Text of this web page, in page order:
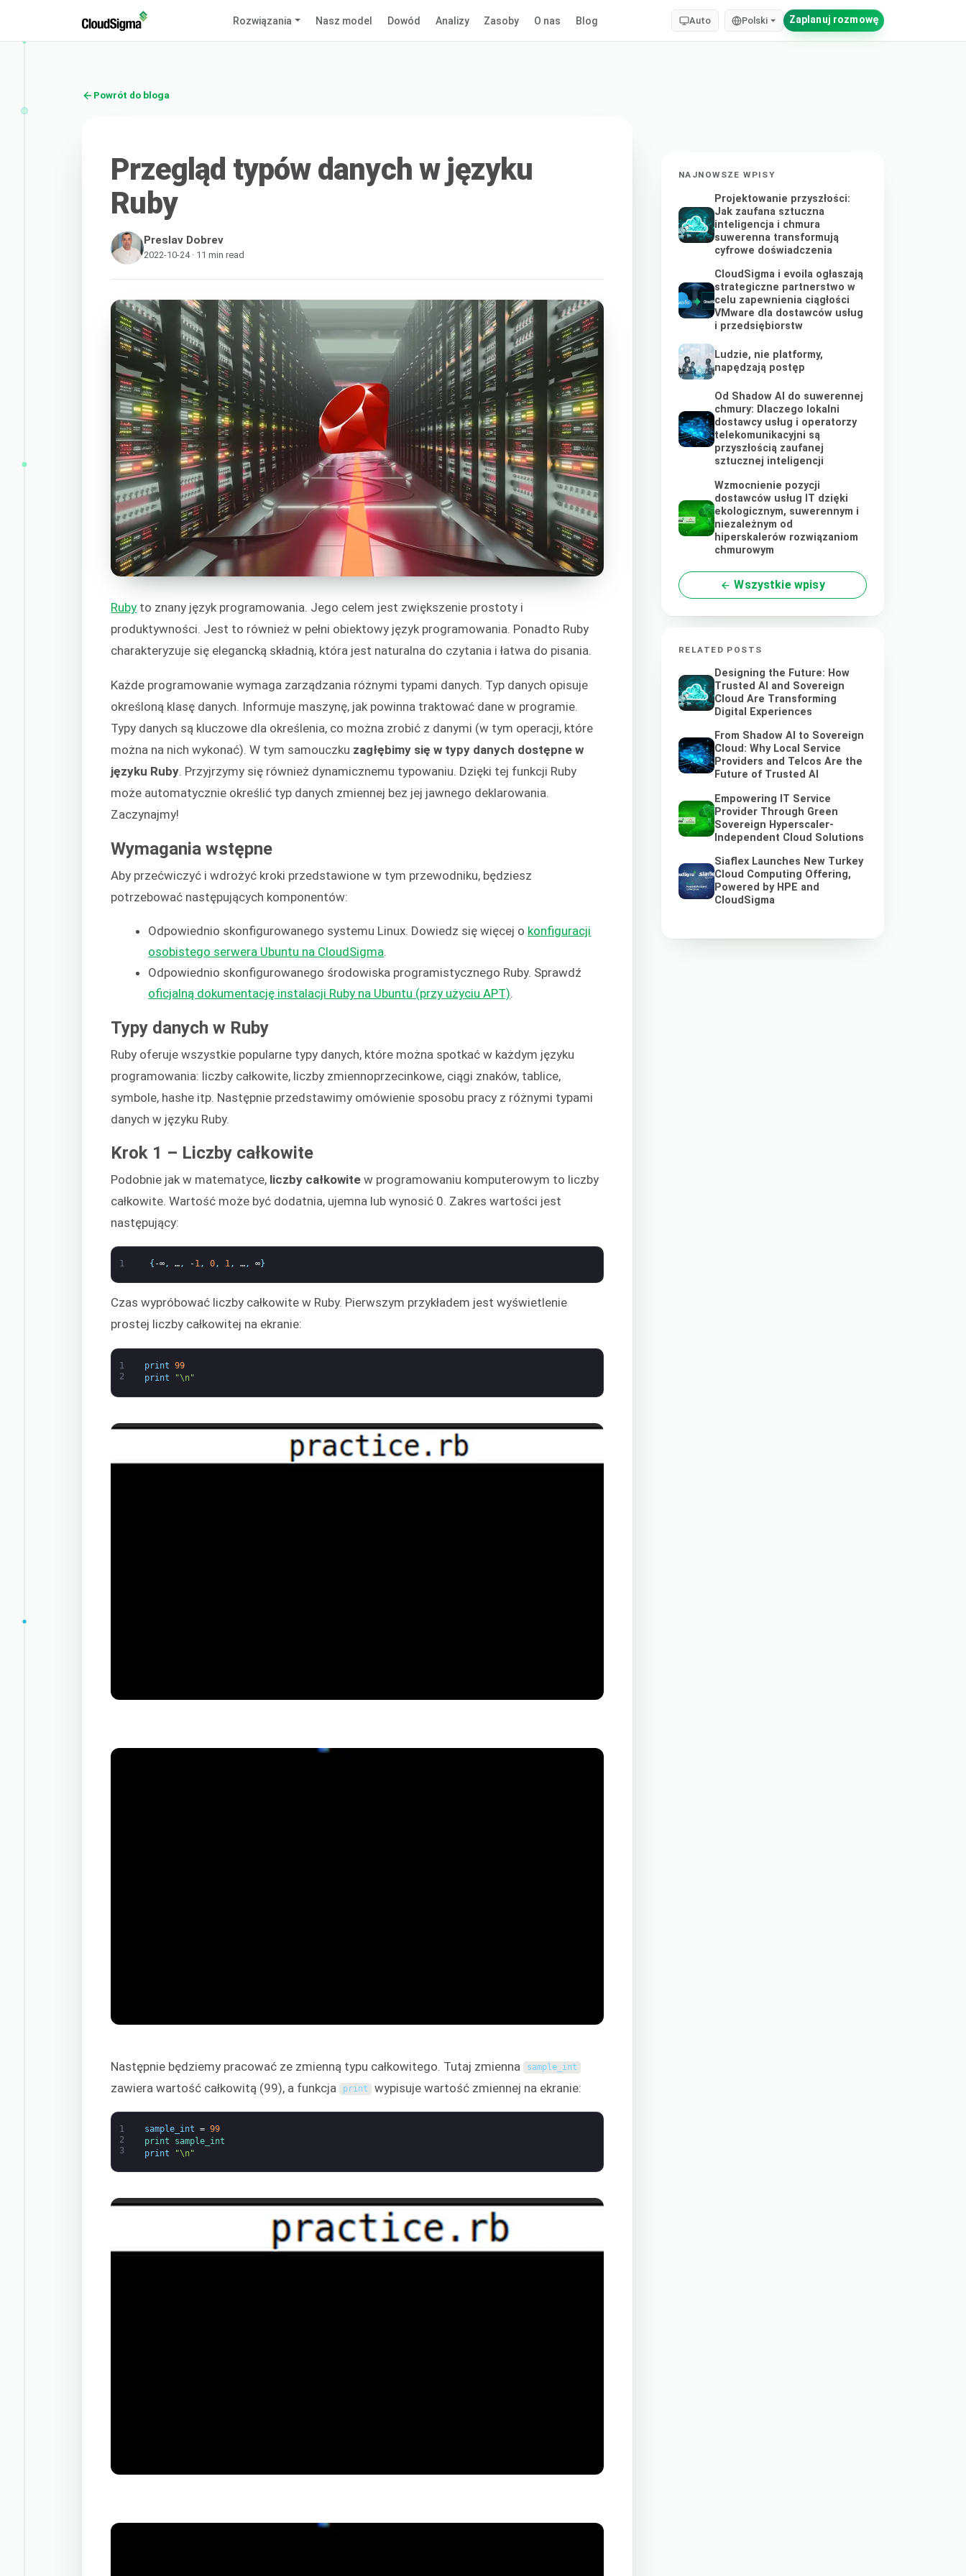
Rozwiązania Nasz model Dowód Analizy Zasoby O nas Blog Auto Polski Zaplanuj rozmowę
Powrót do bloga
Przegląd typów danych w języku
Ruby
Preslav Dobrev
2022-10-24 · 11 min read
Ruby to znany język programowania. Jego celem jest zwiększenie prostoty i
produktywności. Jest to również w pełni obiektowy język programowania. Ponadto Ruby
charakteryzuje się elegancką składnią, która jest naturalna do czytania i łatwa do pisania.
Każde programowanie wymaga zarządzania różnymi typami danych. Typ danych opisuje
określoną klasę danych. Informuje maszynę, jak powinna traktować dane w programie.
Typy danych są kluczowe dla określenia, co można zrobić z danymi (w tym operacji, które
można na nich wykonać). W tym samouczku zagłębimy się w typy danych dostępne w
języku Ruby. Przyjrzymy się również dynamicznemu typowaniu. Dzięki tej funkcji Ruby
może automatycznie określić typ danych zmiennej bez jej jawnego deklarowania.
Zaczynajmy!
Wymagania wstępne
Aby przećwiczyć i wdrożyć kroki przedstawione w tym przewodniku, będziesz
potrzebować następujących komponentów:
Odpowiednio skonfigurowanego systemu Linux. Dowiedz się więcej o konfiguracji
osobistego serwera Ubuntu na CloudSigma.
Odpowiednio skonfigurowanego środowiska programistycznego Ruby. Sprawdź
oficjalną dokumentację instalacji Ruby na Ubuntu (przy użyciu APT).
Typy danych w Ruby
Ruby oferuje wszystkie popularne typy danych, które można spotkać w każdym języku
programowania: liczby całkowite, liczby zmiennoprzecinkowe, ciągi znaków, tablice,
symbole, hashe itp. Następnie przedstawimy omówienie sposobu pracy z różnymi typami
danych w języku Ruby.
Krok 1 – Liczby całkowite
Podobnie jak w matematyce, liczby całkowite w programowaniu komputerowym to liczby
całkowite. Wartość może być dodatnia, ujemna lub wynosić 0. Zakres wartości jest
następujący:
1 { -∞, …, -1, 0, 1, …, ∞}
Czas wypróbować liczby całkowite w Ruby. Pierwszym przykładem jest wyświetlenie
prostej liczby całkowitej na ekranie:
1
2
print 99
print
"\n"
Następnie będziemy pracować ze zmienną typu całkowitego. Tutaj zmienna sample_int
zawiera wartość całkowitą (99), a funkcja print wypisuje wartość zmiennej na ekranie:
1
2
3
sample_int = 99
print sample_int
print
"\n"
NAJNOWSZE WPISY
Projektowanie przyszłości:
Jak zaufana sztuczna
inteligencja i chmura
suwerenna transformują
cyfrowe doświadczenia
CloudSigma i evoila ogłaszają
strategiczne partnerstwo w
celu zapewnienia ciągłości
VMware dla dostawców usług
i przedsiębiorstw
Ludzie, nie platformy,
napędzają postęp
Od Shadow AI do suwerennej
chmury: Dlaczego lokalni
dostawcy usług i operatorzy
telekomunikacyjni są
przyszłością zaufanej
sztucznej inteligencji
Wzmocnienie pozycji
dostawców usług IT dzięki
ekologicznym, suwerennym i
niezależnym od
hiperskalerów rozwiązaniom
chmurowym
Wszystkie wpisy
RELATED POSTS
Designing the Future: How
Trusted AI and Sovereign
Cloud Are Transforming
Digital Experiences
From Shadow AI to Sovereign
Cloud: Why Local Service
Providers and Telcos Are the
Future of Trusted AI
Empowering IT Service
Provider Through Green
Sovereign Hyperscaler-
Independent Cloud Solutions
Siaflex Launches New Turkey
Cloud Computing Offering,
Powered by HPE and
CloudSigma